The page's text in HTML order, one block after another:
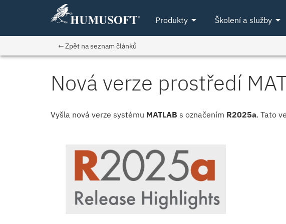
Produktyarrow_drop_down Školení a službyarrow_drop_down
← Zpět na seznam článků
Nová verze prostředí
Vyšla nová verze systému MATLAB s označením R2025a. Tato